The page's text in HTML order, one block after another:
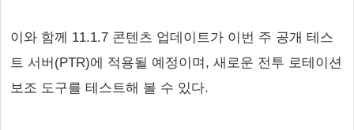
이와 함께 11.1.7 콘텐츠 업데이트가 이번 주 공개 테스
트 서버(PTR)에 적용될 예정이며, 새로운 전투 로테이션
보조 도구를 테스트해 볼 수 있다.